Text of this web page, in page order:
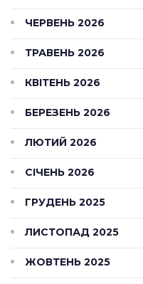
ЧЕРВЕНЬ 2026
ТРАВЕНЬ 2026
КВІТЕНЬ 2026
БЕРЕЗЕНЬ 2026
ЛЮТИЙ 2026
СІЧЕНЬ 2026
ГРУДЕНЬ 2025
ЛИСТОПАД 2025
ЖОВТЕНЬ 2025